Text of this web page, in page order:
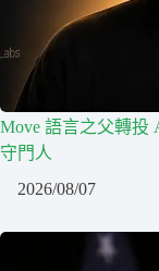
Move 語言之父轉投
守門人
2026/08/07